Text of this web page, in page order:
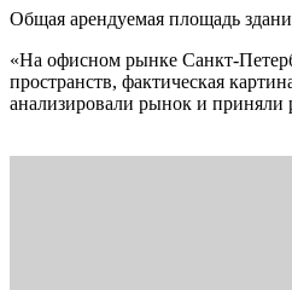
Общая арендуемая площадь
«На офисном рынке Санкт-
пространств, фактическая
анализировали рынок и